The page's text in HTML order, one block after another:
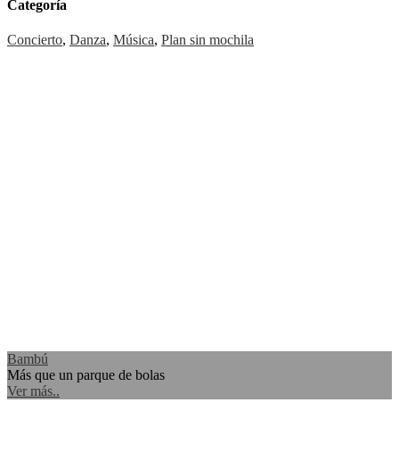
Categoría
Concierto, Danza, Música, Plan sin mochila
Bambú
Más que un parque de bolas
Ver más..